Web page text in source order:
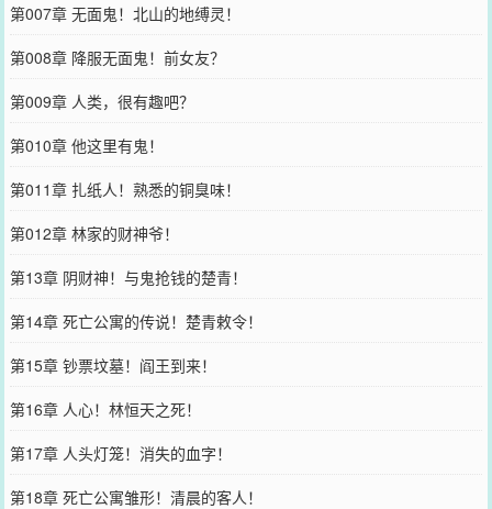
第007章 无面鬼！北山的地缚灵！
第008章 降服无面鬼！前女友？
第009章 人类，很有趣吧？
第010章 他这里有鬼！
第011章 扎纸人！熟悉的铜臭味！
第012章 林家的财神爷！
第13章 阴财神！与鬼抢钱的楚青！
第14章 死亡公寓的传说！楚青敕令！
第15章 钞票坟墓！阎王到来！
第16章 人心！林恒天之死！
第17章 人头灯笼！消失的血字！
第18章 死亡公寓雏形！清晨的客人！